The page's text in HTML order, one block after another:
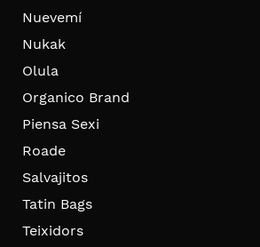
Nuevemí
Nukak
Olula
Organico Brand
Piensa Sexi
Roade
Salvajitos
Tatin Bags
Teixidors